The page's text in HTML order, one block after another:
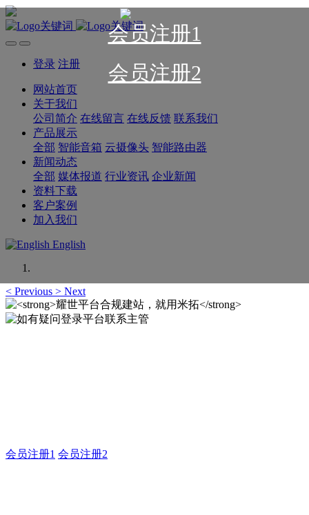
会员注册1
会员注册2
登录 注册
网站首页
关于我们
公司简介 在线留言 在线反馈 联系我们
产品展示
全部 智能音箱 云摄像头 智能路由器
新闻动态
全部 媒体报道 行业资讯 企业新闻
资料下载
客户案例
加入我们
English
< Previous > Next
会员注册1 会员注册2